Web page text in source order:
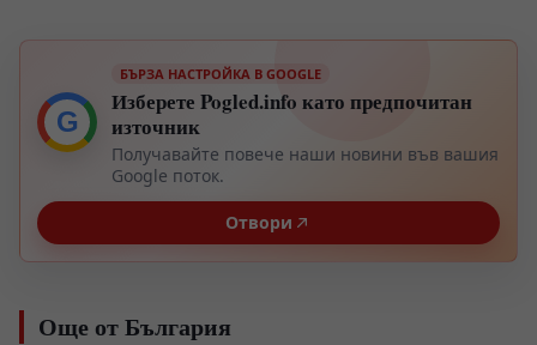
G
БЪРЗА НАСТРОЙКА В GOOGLE
Изберете Pogled.info като предпочитан
източник
Получавайте повече наши новини във вашия
Google поток.
Отвори
Още от България